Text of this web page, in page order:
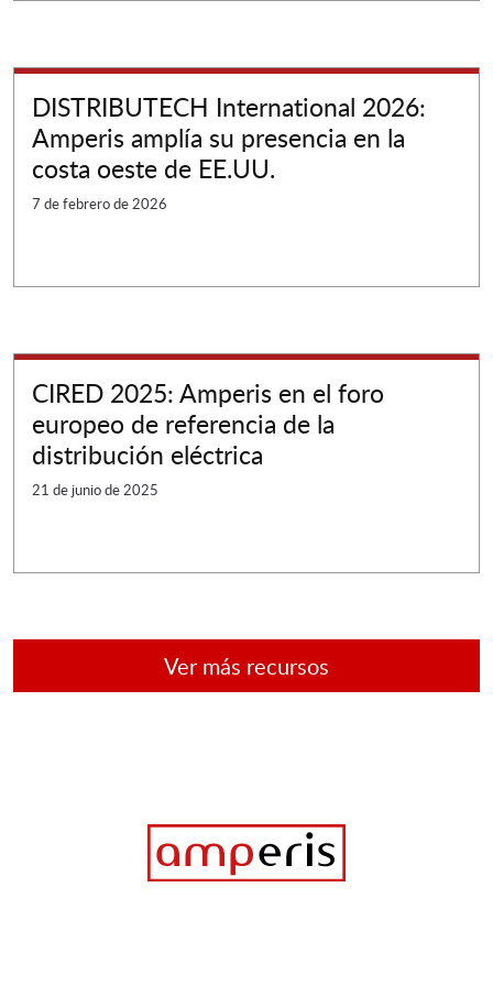
DISTRIBUTECH International 2026:
Amperis amplía su presencia en la
costa oeste de EE.UU.
7 de febrero de 2026
CIRED 2025: Amperis en el foro
europeo de referencia de la
distribución eléctrica
21 de junio de 2025
Ver más recursos